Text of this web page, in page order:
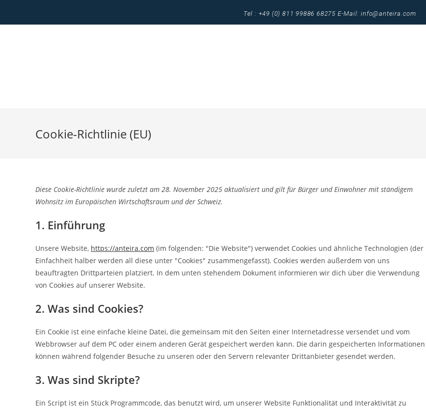
Tel : +49 (0) 811 99886 68275 E-Mail: info@anteira.com
Cookie-Richtlinie (EU)
Diese Cookie-Richtlinie wurde zuletzt am 28. November 2025 aktualisiert und gilt für Bürger und Einwohner mit ständigem
Wohnsitz im Europäischen Wirtschaftsraum und der Schweiz.
1. Einführung
Unsere Website, https://anteira.com (im folgenden: "Die Website") verwendet Cookies und ähnliche Technologien (der
Einfachheit halber werden all diese unter "Cookies" zusammengefasst). Cookies werden außerdem von uns
beauftragten Drittparteien platziert. In dem unten stehendem Dokument informieren wir dich über die Verwendung
von Cookies auf unserer Website.
2. Was sind Cookies?
Ein Cookie ist eine einfache kleine Datei, die gemeinsam mit den Seiten einer Internetadresse versendet und vom
Webbrowser auf dem PC oder einem anderen Gerät gespeichert werden kann. Die darin gespeicherten Informationen
können während folgender Besuche zu unseren oder den Servern relevanter Drittanbieter gesendet werden.
3. Was sind Skripte?
Ein Script ist ein Stück Programmcode, das benutzt wird, um unserer Website Funktionalität und Interaktivität zu